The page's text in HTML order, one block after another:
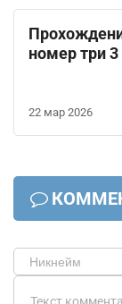
номер три 3
22 мар 2026